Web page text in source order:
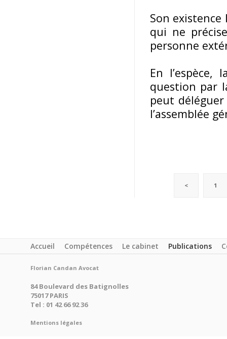
Son existence
qui ne
personne
En
question par
peut
l’assemblée
< 1
Accueil Compétences Le cabinet Publications
Florian Candan Avocat
84 Boulevard des Batignolles
75017 PARIS
Tel : 01 42 66 92 36
Mentions légales